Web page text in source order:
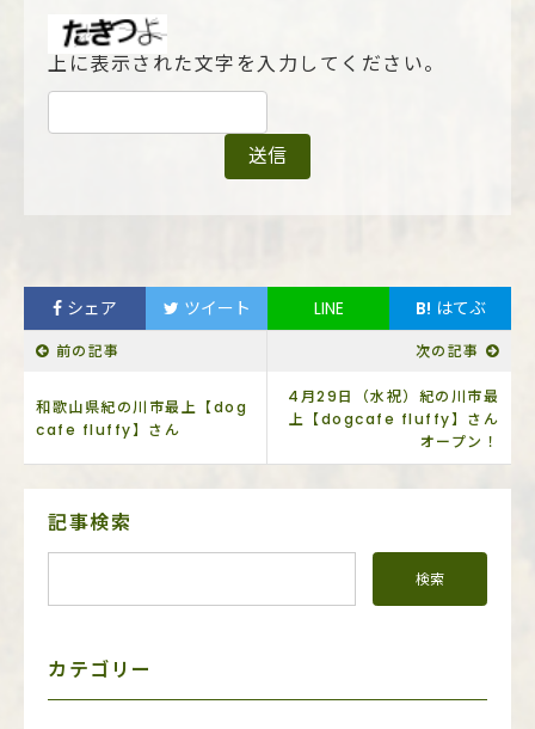
上に表示された文字を入力してください。
シェア ツイート LINE B! はてぶ
前の記事
和歌山県紀の川市最上【dog
cafe fluffy】さん
次の記事
4月29日（水祝）紀の川市最
上【dogcafe fluffy】さん
オープン！
サ
ニ
記事検索
カテゴリー